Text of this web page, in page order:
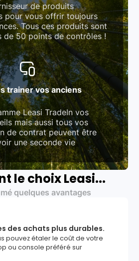
de produits
pour vous offrir toujours
Tous ces produits sont
de 50 points de contrôles !
trainer vos anciens
Leasi TradeIn vos
mais aussi tous vos
de contrat peuvent être
une seconde vie
le choix Leasi...
quelques avantages
des achats plus durables.
pouvez étaler le coût de votre
ou console préféré sur